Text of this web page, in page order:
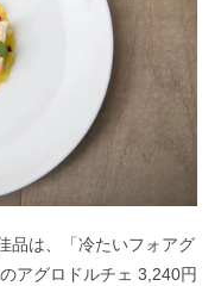
品は、「冷たいフォアグ
アグロドルチェ 3,240円